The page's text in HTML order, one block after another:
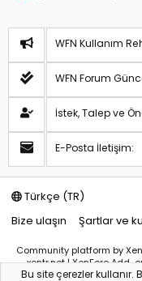
WFN Kullanım
WFN Forum
İstek, Talep ve
E-Posta İletişim:
Türkçe (TR)
Bize ulaşın
Şartlar ve
Community platform by
xentr.net |XenForo Add-
Sitemiz bünyesindeki
Bu site çerezler